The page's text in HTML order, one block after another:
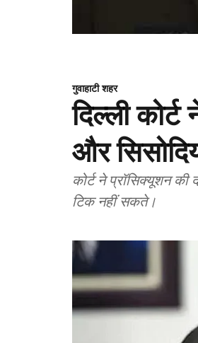
गुवाहाटी शहर
दिल्ली
और
कोर्ट ने प्रॉसिक्यूशन
टिक नहीं सकते।